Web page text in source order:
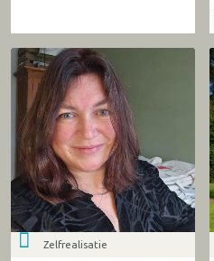
Zelfrealisatie